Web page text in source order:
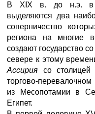
В XIX в. до н.э. в
выделяются два
соперничество
региона на многие
создают государство
севере к этому
Ассирия со
торгово-
из Месопотамии в
Египет.